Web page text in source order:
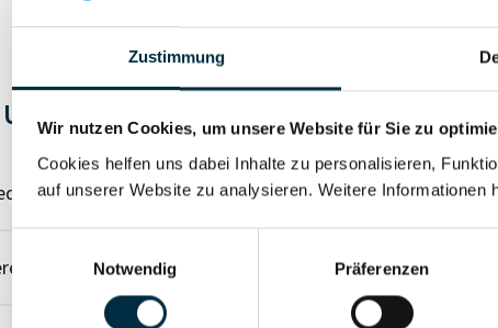
Zustimmung
Wir nutzen Cookies, um unsere Website für Sie zu
Cookies helfen uns dabei Inhalte zu personalisieren,
auf unserer Website zu analysieren. Weitere Informationen
Notwendig
Präferenzen
(1)